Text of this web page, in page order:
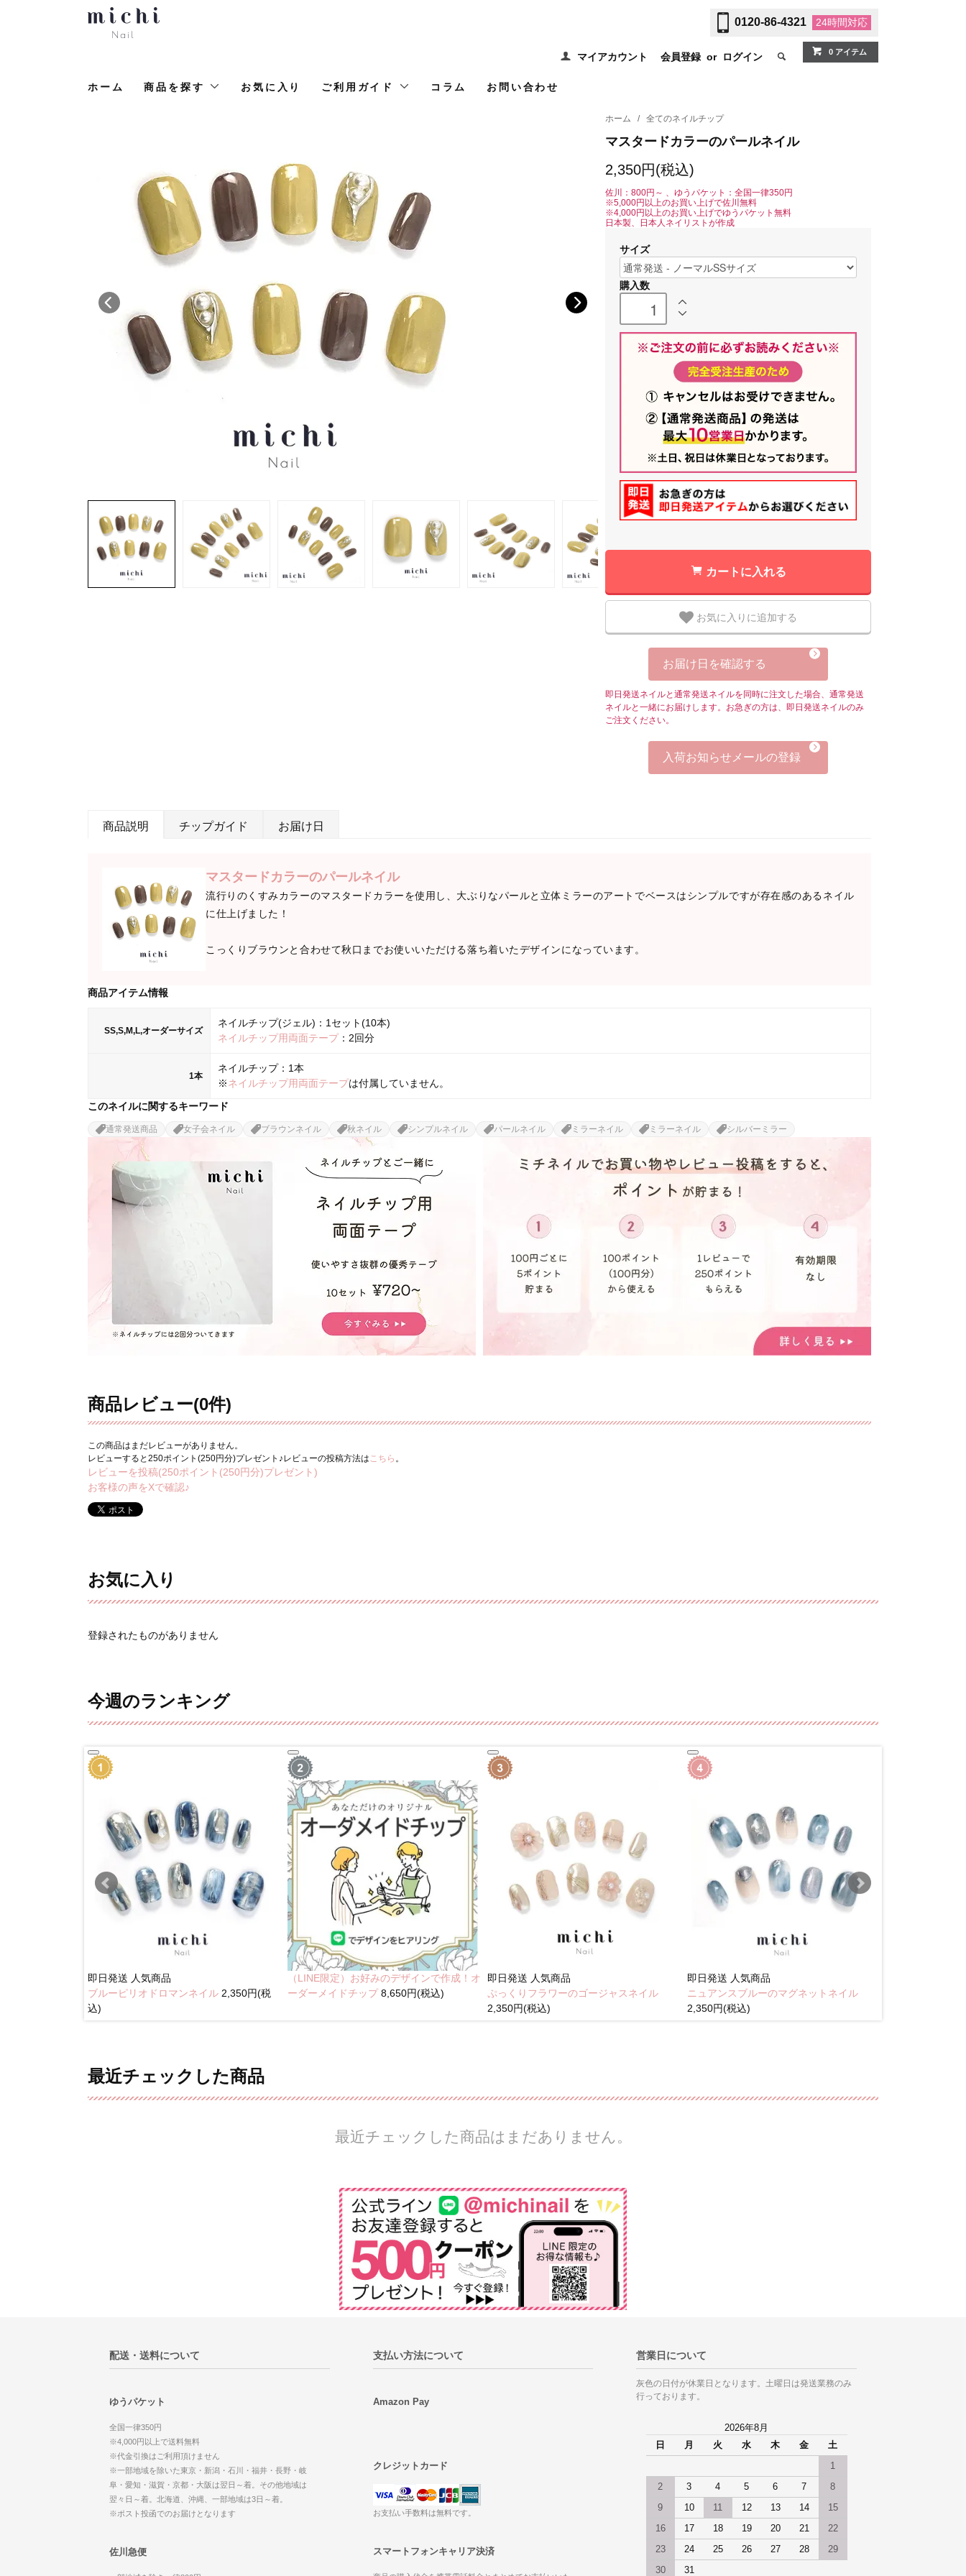
0120-86-4321 24時間対応
マイアカウント 会員登録 or ログイン 0 アイテム
ホーム 商品を探す お気に入り ご利用ガイド コラム お問い合わせ
ホーム / 全てのネイルチップ
マスタードカラーのパールネイル
2,350円(税込)
佐川：800円～ 、ゆうパケット：全国一律350円
※5,000円以上のお買い上げで佐川無料
※4,000円以上のお買い上げでゆうパケット無料
日本製、日本人ネイリストが作成
サイズ
購入数
カートに入れる
お気に入りに追加する
お届け日を確認する
即日発送ネイルと通常発送ネイルを同時に注文した場合、通常発送
ネイルと一緒にお届けします。お急ぎの方は、即日発送ネイルのみ
ご注文ください。
入荷お知らせメールの登録
商品説明 チップガイド お届け日
マスタードカラーのパールネイル
流行りのくすみカラーのマスタードカラーを使用し、大ぶりなパールと立体ミラーのアートでベースはシンプルですが存在感のあるネイル
に仕上げました！
こっくりブラウンと合わせて秋口までお使いいただける落ち着いたデザインになっています。
商品アイテム情報
SS,S,M,L,オーダーサイズ
ネイルチップ(ジェル)：1セット(10本)
ネイルチップ用両面テープ：2回分
1本
ネイルチップ：1本
※ネイルチップ用両面テープは付属していません。
このネイルに関するキーワード
通常発送商品 女子会ネイル ブラウンネイル 秋ネイル シンプルネイル パールネイル ミラーネイル ミラーネイル シルバーミラー
商品レビュー(0件)
この商品はまだレビューがありません。
レビューすると250ポイント(250円分)プレゼント♪レビューの投稿方法は こちら 。
レビューを投稿(250ポイント(250円分)プレゼント)
お客様の声をXで確認♪
お気に入り
登録されたものがありません
今週のランキング
即日発送 人気商品
ブルーピリオドロマンネイル 2,350円(税
込)
（LINE限定）お好みのデザインで作成！オ
ーダーメイドチップ8,650円(税込)
即日発送 人気商品
ぷっくりフラワーのゴージャスネイル
2,350円(税込)
即日発送 人気商品
ニュアンスブルーのマグネットネイル
2,350円(税込)
最近チェックした商品
最近チェックした商品はまだありません。
配送・送料について
ゆうパケット
全国一律350円
※4,000円以上で送料無料
※代金引換はご利用頂けません
※一部地域を除いた東京・新潟・石川・福井・長野・岐
阜・愛知・滋賀・京都・大阪は翌日～着。その他地域は
翌々日～着。北海道、沖縄、一部地域は3日～着。
※ポスト投函でのお届けとなります
佐川急便
支払い方法について
Amazon Pay
クレジットカード
お支払い手数料は無料です。
スマートフォンキャリア決済
営業日について
灰色の日付が休業日となります。土曜日は発送業務のみ
行っております。
2026年8月
日
月 火 水 木 金 土
1
2 3 4 5 6 7 8
9 10 11 12 13 14 15
16 17 18 19 20 21 22
23 24 25 26 27 28 29
30 31